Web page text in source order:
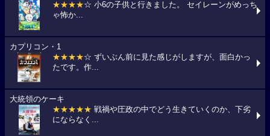
★★★★☆ 小6の子供と行きました。 セイレーンがめっち
ゃ怖か...
カプリコン・1
★★★★☆ ずいぶん前に見た感じがしますが、面白かっ
たです。作...
大統領のケーキ
★★★★★ 戦禍や圧政の中でどう生きていくのか、下劣
にならなく...